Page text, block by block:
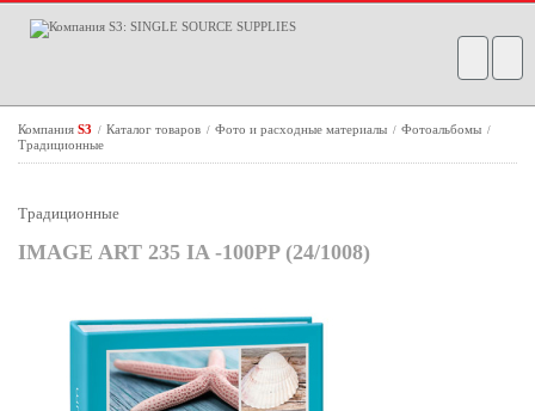
Компания S3 / Каталог товаров / Фото и расходные материалы / Фотоальбомы /
Традиционные
Традиционные
IMAGE ART 235 IA -100PP (24/1008)